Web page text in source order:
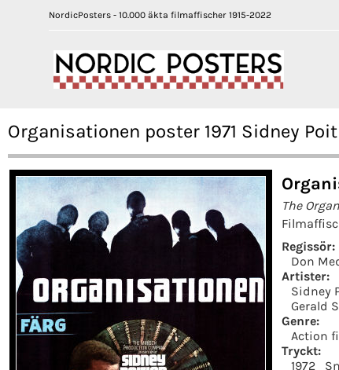
NordicPosters - 10.000 äkta filmaffischer 1915-2022
Organisationen poster 1971 Sidney
The
Regissör:
Don
Artister:
Sidney
Gerald
Genre:
Action
Tryckt:
1972